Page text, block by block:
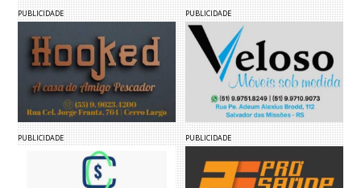
PUBLICIDADE PUBLICIDADE
PUBLICIDADE PUBLICIDADE